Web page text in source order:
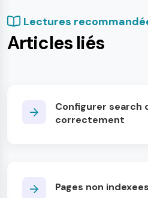
Lectures
Articles liés
Configurer search
correctement
Pages non